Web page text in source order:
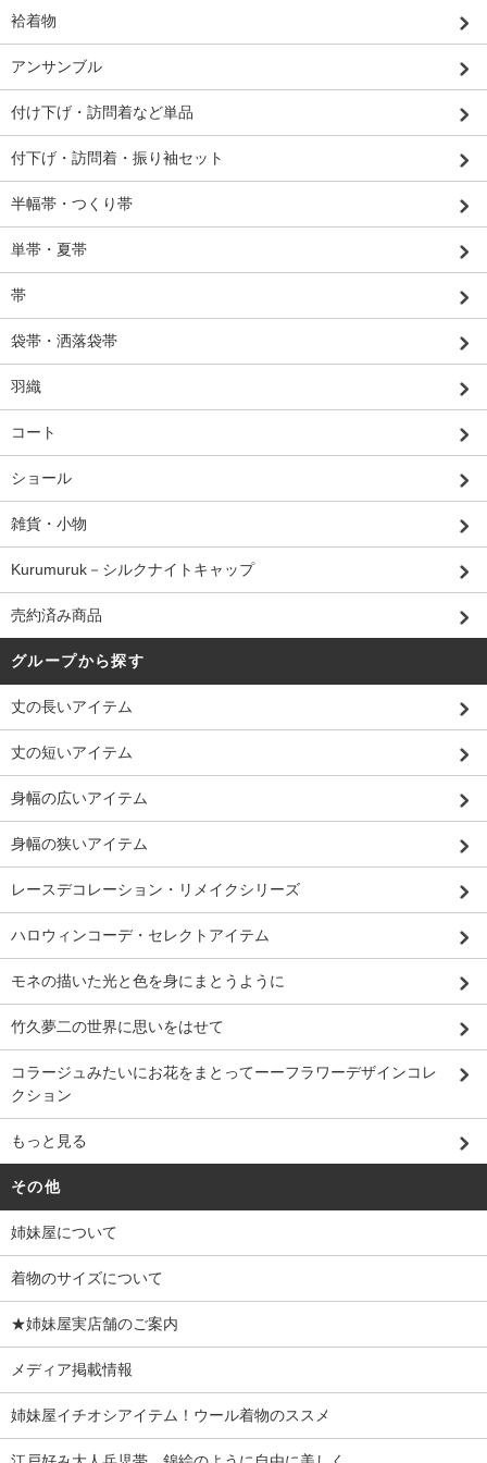
袷着物
アンサンブル
付け下げ・訪問着など単品
付下げ・訪問着・振り袖セット
半幅帯・つくり帯
単帯・夏帯
帯
袋帯・洒落袋帯
羽織
コート
ショール
雑貨・小物
Kurumuruk－シルクナイトキャップ
売約済み商品
グループから探す
丈の長いアイテム
丈の短いアイテム
身幅の広いアイテム
身幅の狭いアイテム
レースデコレーション・リメイクシリーズ
ハロウィンコーデ・セレクトアイテム
モネの描いた光と色を身にまとうように
竹久夢二の世界に思いをはせて
コラージュみたいにお花をまとってーーフラワーデザインコレ
クション
もっと見る
その他
姉妹屋について
着物のサイズについて
★姉妹屋実店舗のご案内
メディア掲載情報
姉妹屋イチオシアイテム！ウール着物のススメ